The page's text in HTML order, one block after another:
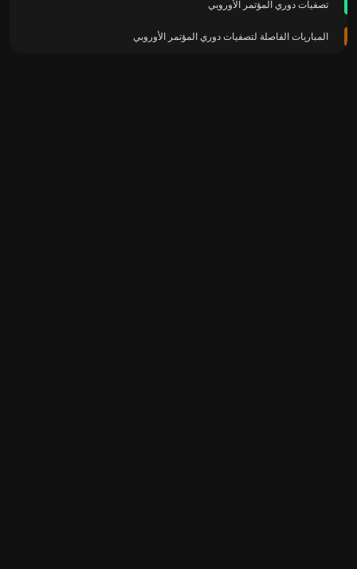
تصفيات دوري المؤتمر الأوروبي
المباريات الفاصلة لتصفيات دوري المؤتمر الأوروبي